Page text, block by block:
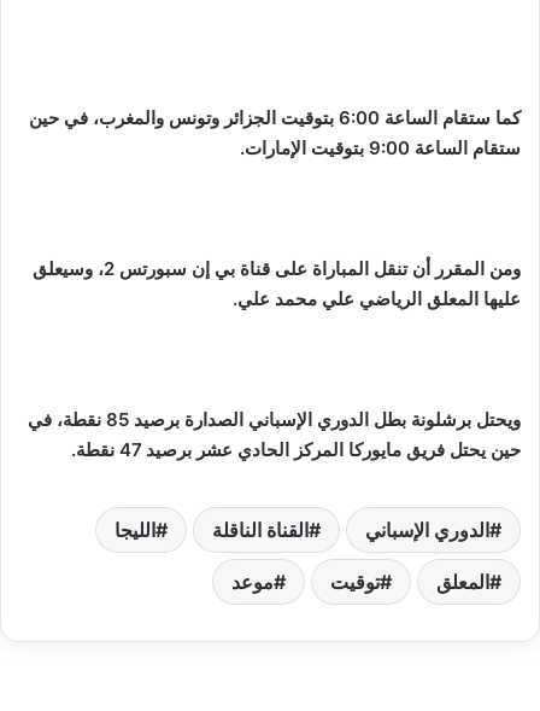
كما ستقام الساعة 6:00 بتوقيت الجزائر وتونس والمغرب، في حين
ستقام الساعة 9:00 بتوقيت الإمارات.
ومن المقرر أن تنقل المباراة على قناة بي إن سبورتس 2، وسيعلق
عليها المعلق الرياضي علي محمد علي.
ويحتل برشلونة بطل الدوري الإسباني الصدارة برصيد 85 نقطة، في
حين يحتل فريق مايوركا المركز الحادي عشر برصيد 47 نقطة.
الدوري الإسباني القناة الناقلة الليجا
المعلق توقيت موعد